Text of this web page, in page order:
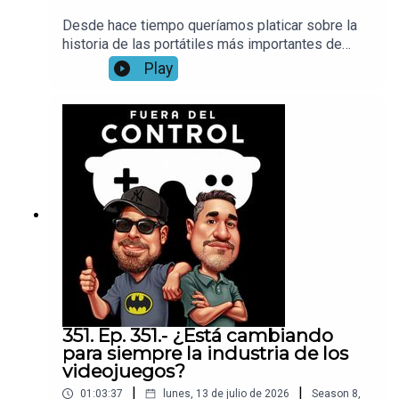
Desde hace tiempo queríamos platicar sobre la
historia de las portátiles más importantes de
Nintendo, así que preparamos un pequeño
especial desde Game Boy hasta el Nintendo 3DS,
esperemos lo disfruten, y nos compartan cuales
tuvvieron ustedes
Play
351. Ep. 351.- ¿Está cambiando
para siempre la industria de los
videojuegos?
01:03:37 lunes, 13 de julio de 2026 Season 8,